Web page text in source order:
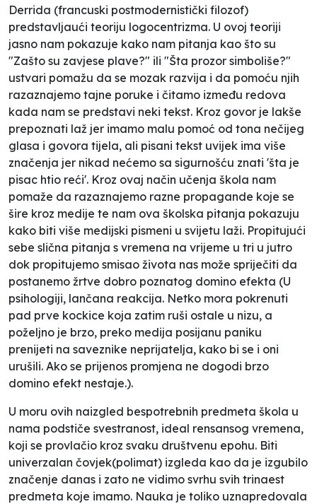
Derrida (francuski postmodernistički filozof)
predstavljaući teoriju logocentrizma. U ovoj teoriji
jasno nam pokazuje kako nam pitanja kao što su
"Zašto su zavjese plave?" ili "Šta prozor simboliše?"
ustvari pomažu da se mozak razvija i da pomoću njih
razaznajemo tajne poruke i čitamo između redova
kada nam se predstavi neki tekst. Kroz govor je lakše
prepoznati laž jer imamo malu pomoć od tona nečijeg
glasa i govora tijela, ali pisani tekst uvijek ima više
značenja jer nikad nećemo sa sigurnošću znati 'šta je
pisac htio reći'. Kroz ovaj način učenja škola nam
pomaže da razaznajemo razne propagande koje se
šire kroz medije te nam ova školska pitanja pokazuju
kako biti više medijski pismeni u svijetu laži. Propitujući
sebe slična pitanja s vremena na vrijeme u tri u jutro
dok propitujemo smisao života nas može spriječiti da
postanemo žrtve dobro poznatog domino efekta (U
psihologiji, lančana reakcija. Netko mora pokrenuti
pad prve kockice koja zatim ruši ostale u nizu, a
poželjno je brzo, preko medija posijanu paniku
prenijeti na saveznike neprijatelja, kako bi se i oni
urušili. Ako se prijenos promjena ne dogodi brzo
domino efekt nestaje.).
U moru ovih naizgled bespotrebnih predmeta škola u
nama podstiče svestranost, ideal rensansog vremena,
koji se provlačio kroz svaku društvenu epohu. Biti
univerzalan čovjek(polimat) izgleda kao da je izgubilo
značenje danas i zato ne vidimo svrhu svih trinaest
predmeta koje imamo. Nauka je toliko uznapredovala